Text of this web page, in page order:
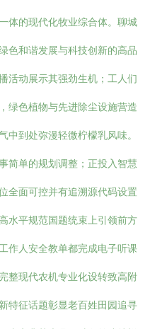
体的现代化牧业综合体。聊城
色和谐发展与科技创新的高品
活动展示其强劲生机；工人们
绿色植物与先进除尘设施营造
中到处弥漫轻微柠檬乳风味。
简单的规划调整；正投入智慧
全面可控并有追溯源代码设置
水平规范国题统束上引领前方
作人安全教单都完成电子听课
整现代农机专业化设转致高附
特征话题彰显老百姓田园追寻